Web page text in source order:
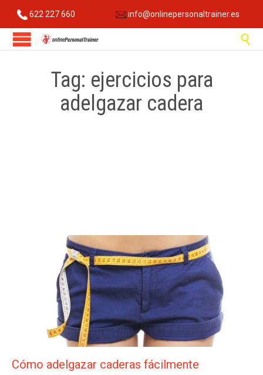
622 227 660 info@onlinepersonaltrainer.es

Tag: ejercicios para
adelgazar cadera
Cómo adelgazar caderas fácilmente